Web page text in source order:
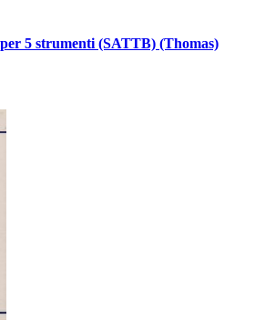
5 strumenti (SATTB) (Thomas)